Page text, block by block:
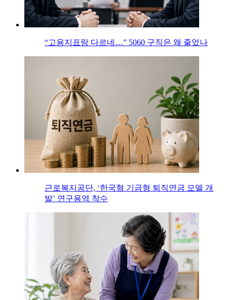
“고용지표랑 다르네…” 5060 구직은 왜 줄었나
근로복지공단, ‘한국형 기금형 퇴직연금 모델 개
발’ 연구용역 착수